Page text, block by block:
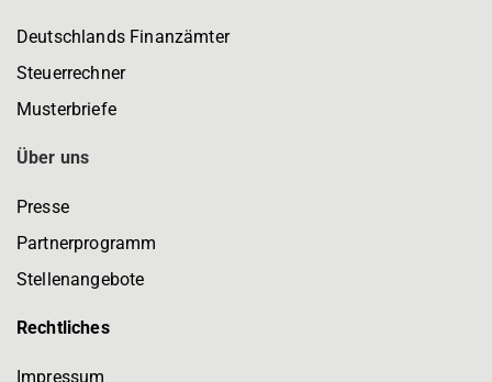
Deutschlands Finanzämter
Steuerrechner
Musterbriefe
Über uns
Presse
Partnerprogramm
Stellenangebote
Rechtliches
Impressum